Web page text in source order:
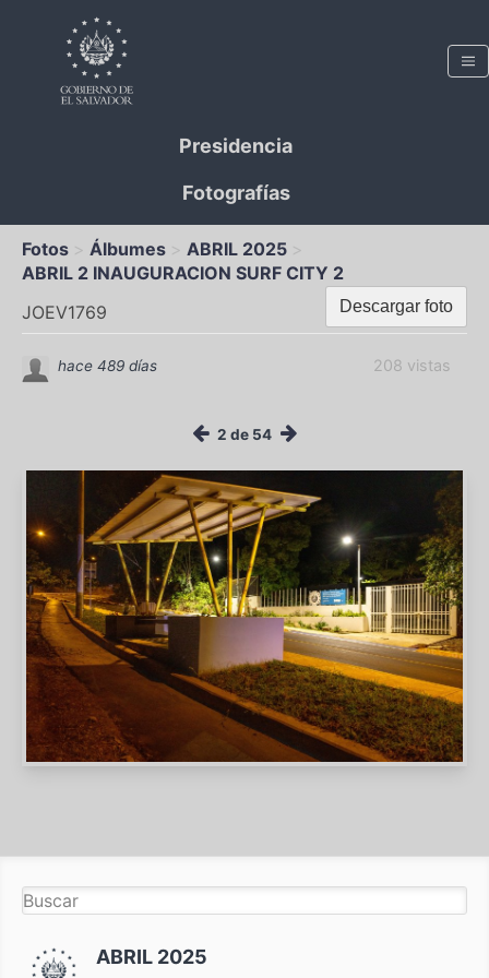
Presidencia
Fotografías
Fotos Álbumes
ABRIL 2025
ABRIL 2 INAUGURACION SURF CITY 2
Descargar foto
JOEV1769
208 vistas
hace 489 días
2 de 54
ABRIL 2025